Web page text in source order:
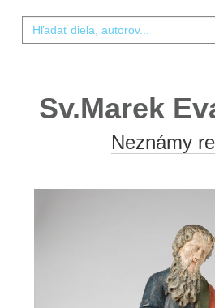
Sv.Marek
Neznámy